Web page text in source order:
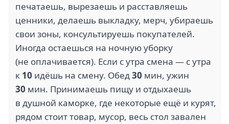
печатаешь, вырезаешь и расставляешь
ценники, делаешь выкладку, мерч, убираешь
свои зоны, консультируешь покупателей.
Иногда остаешься на ночную уборку
(не оплачивается). Если с утра смена — с утра
к 10 идёшь на смену. Обед30 мин, ужин
30 мин. Принимаешь пищу и отдыхаешь
в душной каморке, где некоторые ещё и курят,
рядом стоит товар, мусор, весь стол завален